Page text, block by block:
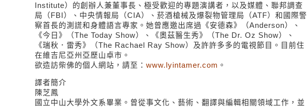
Institute）的創辦人兼董事長、極受歡迎的專題演講者，以及媒體、聯邦調查
局（FBI）、中央情報局（CIA）、菸酒槍械及爆裂物管理局（ATF）和國際警
察首長的測謊和身體語言專家。她曾應邀出席過《安德森》（Anderson）、
《今日》（The Today Show）、《奧茲醫生秀》（The Dr. Oz Show）、
《瑞秋．雷秀》（The Rachael Ray Show）及許許多多的電視節目。目前住
在維吉尼亞州亞歷山卓市。
欲造訪柴佛的個人網站，請至： www.lyintamer.com 。
譯者簡介
陳芝鳳
國立中山大學外文系畢業。曾從事文化、藝術、翻譯與編輯相關領域工作，並